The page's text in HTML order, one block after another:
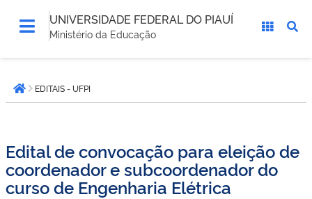
UNIVERSIDADE FEDERAL DO PIAUÍ
Ministério da Educação
está
aqui:Página inicial
EDITAIS - UFPI
Edital de convocação para eleição de
coordenador e subcoordenador do
curso de Engenharia Elétrica